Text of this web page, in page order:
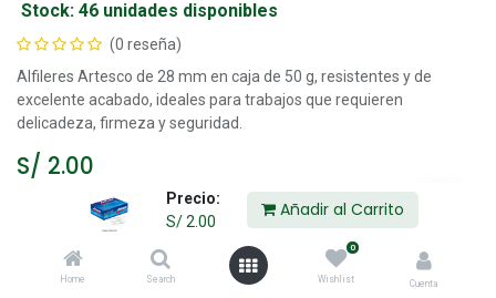
Precio:
S/2.00
Añadir al Carrito
Home Search
0
Wishlist Cuenta
Stock: 46 unidades disponibles
(0 reseña)
Alfileres Artesco de 28 mm en caja de 50 g, resistentes y de
excelente acabado, ideales para trabajos que requieren
delicadeza, firmeza y seguridad.
S/ 2.00
Añadir al Carrito
Agregar a la lista de deseos